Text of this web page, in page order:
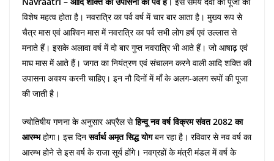
विशेष महत्व होता है। नवरात्रि का पर्व वर्ष में चार बार आता है। मुख्य रूप से
चैत्र मास एवं आश्विन मास में नवरात्रि का पर्व सभी लोग हर्ष एवं उल्लास से
मनाते हैं। इसके अलावा वर्ष में दो बार गुप्त नवरात्रि भी आते हैं। जो आषाढ़ एवं
माघ मास में आते हैं। जगत का नियंत्रण एवं संचालन करने वाली आदि शक्ति की
उपासना अवश्य करनी चाहिए। इन नौ दिनों में माँ के अलग-अलग रूपों की पूजा
की जाती है।
ज्योतिषीय गणना के अनुसार अप्रैल सेहिन्दूनव वर्ष विक्रम संवत 2082 का
आरम्भहोगा। इस दिनसर्वार्थ अमृत सिद्ध योगबन रहा है। रविवार से नव वर्ष का
आरम्भ होने से इस वर्ष के राजा सूर्य होंगे। नवग्रहों के मंत्री मंडल में वर्ष के